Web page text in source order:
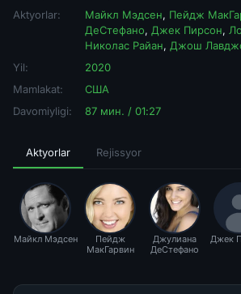
Aktyorlar:
Майкл Мэдсен, Пейдж
ДеСтефано, Джек Пирсон,
Николас Райан, Джош
Yil:
2020
Mamlakat:
США
Davomiyligi:
87 мин. / 01:27
Aktyorlar Rejissyor
Майкл Мэдсен
Пейдж
МакГарвин
Джулиана
ДеСтефано
Джек